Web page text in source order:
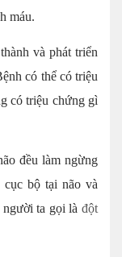
máu.
và phát triển
có thể có triệu
có triệu chứng gì
đều làm ngừng
cục bộ tại não và
ta gọi là đột